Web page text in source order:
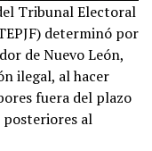
Tribunal Electoral
determinó por
de Nuevo León,
ilegal, al hacer
fuera del plazo
al